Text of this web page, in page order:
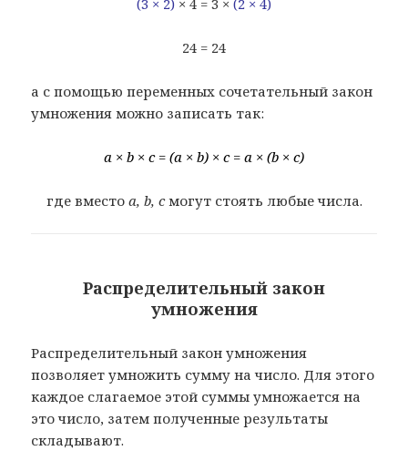
24 = 24
а с помощью переменных сочетательный закон
умножения можно записать так:
a × b × c = (a × b) × c = a × (b × c)
где вместо a, b, cмогут стоять любые числа.
Распределительный закон
умножения
Распределительный закон умножения
позволяет умножить сумму на число. Для этого
каждое слагаемое этой суммы умножается на
это число, затем полученные результаты
складывают.